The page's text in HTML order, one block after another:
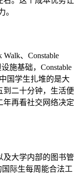
。
、Constable
施基础，Constable
国学生扎堆的是大
到二十分钟，生活便
年再看社交网络决定
及大学内部的图书管
际生每周能合法工